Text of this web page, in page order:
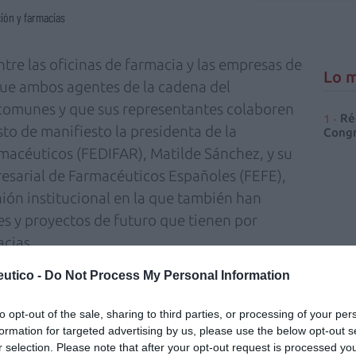
- Do Not Process My Personal Information
opt-out of the sale, sharing to third parties, or processing of your
for targeted advertising by us, please use the below opt-out
selection. Please note that after your opt-out request is processed
y farmacias
las oficinas de farmacia y las empresas de
ambos agentes de la cadena del
y que sus representantes colaboren
de manifiesto la presidenta de la
(FEDIFAR), Matilde Sánchez, y su
de Farmacéuticos Españoles (FEFE),
institucional en la que también han
y proyectos de futuro que tienen por
en que «la convergencia de los intereses
años se ha materializado en una leal
significativos en el desarrollo
como de farmacias». Asimismo,
Lo